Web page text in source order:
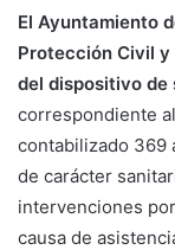
El Ayuntamiento
Protección Civil y
del dispositivo
correspondiente
contabilizado 369
de carácter
intervenciones
causa de